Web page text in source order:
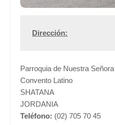
Dirección:
Parroquia de Nuestra
Convento Latino
SHATANA
JORDANIA
Teléfono:(02) 705 70 45